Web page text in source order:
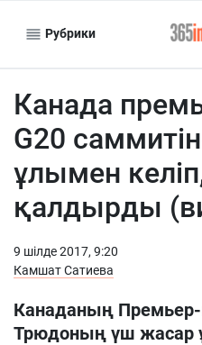
Рубрики
Канада
G20
ұлымен
қалдырды
9 шiлде 2017, 9:20
Камшат Сатиева
Канаданың
Трюдоның үш жасар